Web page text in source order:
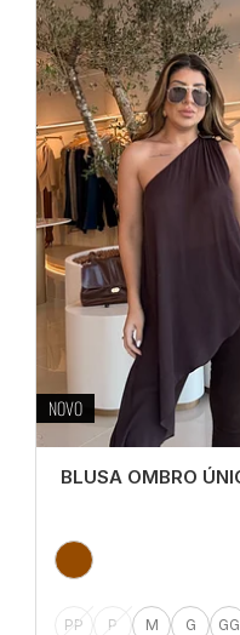
NOVO
BLUSA OMBRO
PP P M G GG